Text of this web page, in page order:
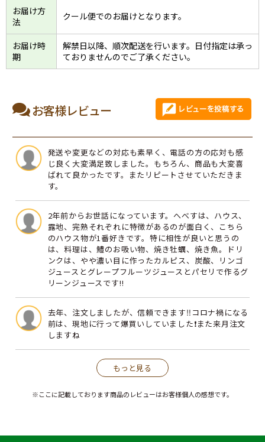
お届け方
法
クール便でのお届けとなります。
お届け時
期
解禁日以降、順次配送を行います。日付指定は承っ
ておりませんのでご了承ください。
お客様レビュー
発送や変更などの対応も素早く、電話の方の応対も感
じ良く大変満足致しました。もちろん、商品も大変喜
ばれて良かったです。またリピートさせていただきま
す。
2年前からお世話になっています。へべすは、ハウス、
露地、完熟それぞれに特徴があるのが面白く、こちら
のハウス物が1番好きです。特に相性が良いと思うの
は、料理は、鱧のお吸い物、焼き牡蠣、焼き魚。ドリ
ンクは、やや濃い目に作ったカルピス、炭酸、リンゴ
ジュースとグレープフルーツジュースとパセリで作るグ
リーンジュースです!!
去年、注文しましたが、信頼できます‼️コロナ禍になる
前は、現地に行って爆買いしていました❗また来月注文
しますね
もっと見る
※ここに記載しております商品のレビューはお客様個人の感想です。